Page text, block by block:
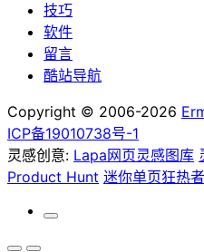
技巧
软件
留言
酷站导航
Copyright © 2006-2026
ICP备19010738号-1
灵感创意: Lapa网页灵感图库
Product Hunt 迷你单页狂热者